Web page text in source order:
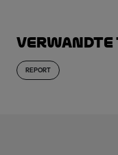
Verwandte
REPORT